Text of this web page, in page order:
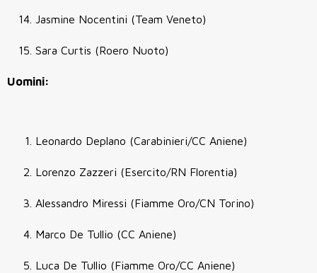
Jasmine Nocentini (Team Veneto)
Sara Curtis (Roero Nuoto)
Uomini:
Leonardo Deplano (Carabinieri/CC Aniene)
Lorenzo Zazzeri (Esercito/RN Florentia)
Alessandro Miressi (Fiamme Oro/CN Torino)
Marco De Tullio (CC Aniene)
Luca De Tullio (Fiamme Oro/CC Aniene)